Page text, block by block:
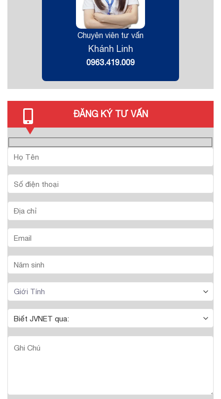
Chuyên viên tư vấn
Khánh Linh
0963.419.009
ĐĂNG KÝ TƯ VẤN